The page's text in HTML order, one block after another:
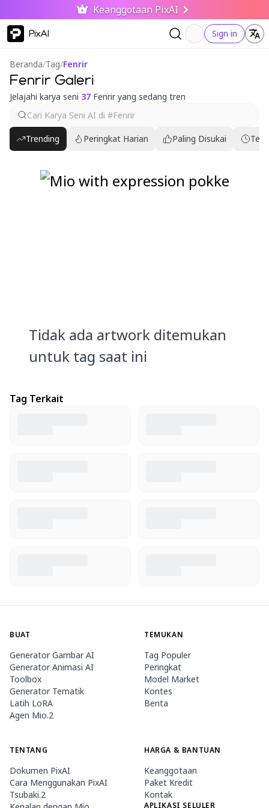
Keanggotaan PixAI
PixAI Sign in
Beranda/Tag/Fenrir
Fenrir Galeri
Jelajahi karya seni 37 Fenrir yang sedang tren
Trending Peringkat Harian Paling Disukai
Tidak ada artwork ditemukan
untuk tag saat ini
Tag Terkait
BUAT
Generator Gambar AI
Generator Animasi AI
Toolbox
Generator Tematik
Latih LoRA
Agen Mio.2
TEMUKAN
Tag Populer
Peringkat
Model Market
Kontes
Berita
TENTANG
Dokumen PixAI
Cara Menggunakan PixAI
Tsubaki.2
HARGA & BANTUAN
Keanggotaan
Paket Kredit
Kontak
APLIKASI SELULER